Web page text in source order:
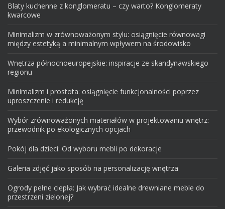
Blaty kuchenne z konglomeratu – czy warto? Konglomeraty
kwarcowe
Minimalizm w zrównoważonym stylu: osiągnięcie równowagi
między estetyką a minimalnym wpływem na środowisko
Wnętrza północnoeuropejskie: inspiracje ze skandynawskiego
regionu
Minimalizm i prostota: osiągnięcie funkcjonalności poprzez
uproszczenie i redukcję
Wybór zrównoważonych materiałów w projektowaniu wnętrz:
przewodnik po ekologicznych opcjach
Pokój dla dzieci: Od wyboru mebli po dekoracje
Galeria zdjęć jako sposób na personalizację wnętrza
Ogrody pełne ciepła: Jak wybrać idealne drewniane meble do
przestrzeni zielonej?